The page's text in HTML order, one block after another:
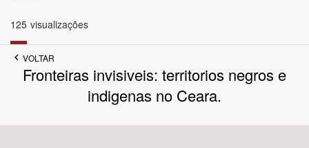
125 visualizações
VOLTAR
Fronteiras invisiveis: territorios negros e
indigenas no Ceara.